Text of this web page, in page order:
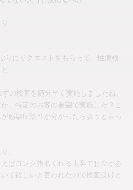
…
りにリクエストをもらって、性病検
…
の検査を随分早く実施しましたね。
、特定のお客の要望で実施した？こ
感染症陰性が分かったら会うと言っ
。
ばロング指名くれる太客でお金が必
て欲しいと言われたので検査受けと